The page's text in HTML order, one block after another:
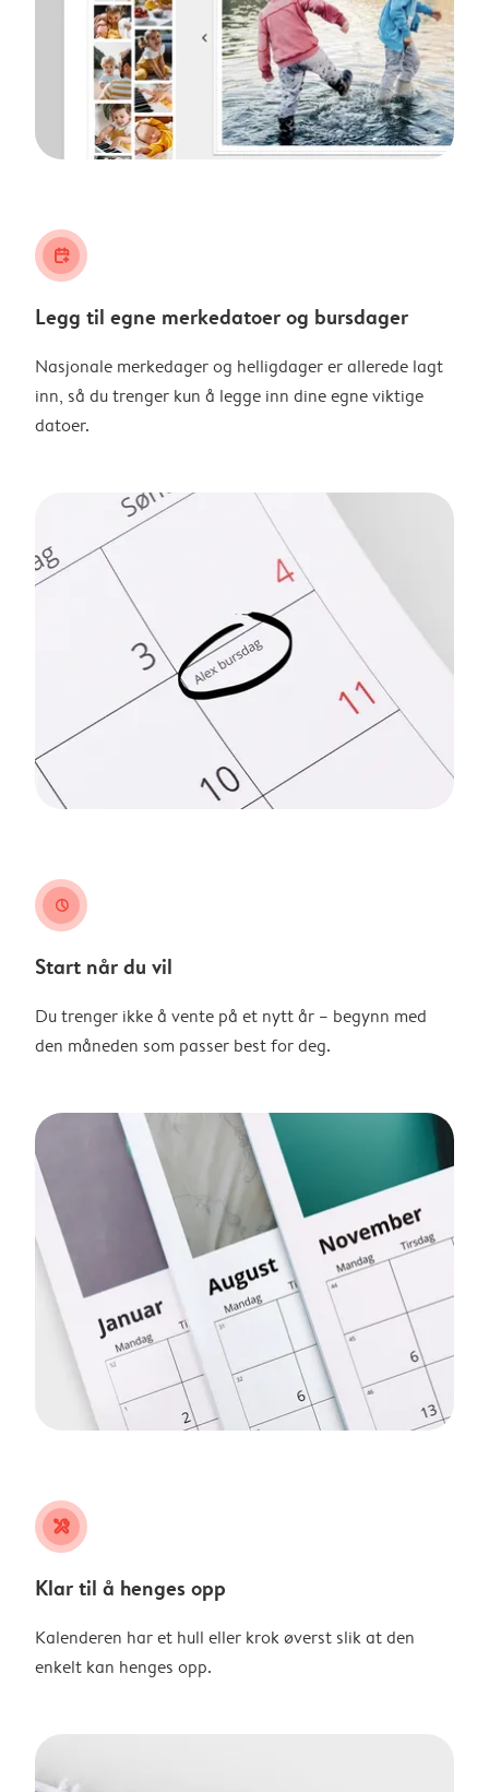
calendar_plus
Legg til egne merkedatoer og bursdager
Nasjonale merkedager og helligdager er allerede lagt
inn, så du trenger kun å legge inn dine egne viktige
datoer.
clock
Start når du vil
Du trenger ikke å vente på et nytt år – begynn med
den måneden som passer best for deg.
tools
Klar til å henges opp
Kalenderen har et hull eller krok øverst slik at den
enkelt kan henges opp.